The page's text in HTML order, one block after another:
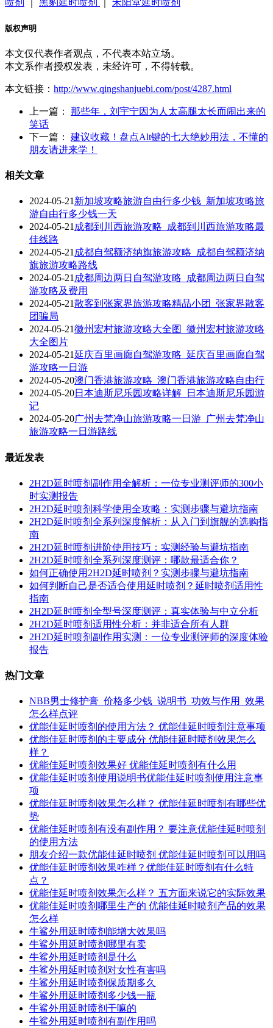
喷剂 黑豹延时喷剂 宋阳堂延时喷剂
版权声明
本文仅代表作者观点，不代表本站立场。
本文系作者授权发表，未经许可，不得转载。
本文链接： http://www.qingshanjuebi.com/post/4287.html
上一篇： 那些年，刘宇宁因为人太高腿太长而闹出来的
笑话
下一篇： 建议收藏！盘点Alt键的七大绝妙用法，不懂的
朋友请进来学！
相关文章
2024-05-21 新加坡攻略旅游自由行多少钱_新加坡攻略旅
游自由行多少钱一天
2024-05-21 成都到川西旅游攻略_成都到川西旅游攻略最
佳线路
2024-05-21 成都自驾额济纳旗旅游攻略_成都自驾额济纳
旗旅游攻略路线
2024-05-21 成都周边两日自驾游攻略_成都周边两日自驾
游攻略及费用
2024-05-21散客到张家界旅游攻略精品小团_张家界散客
团骗局
2024-05-21徽州宏村旅游攻略大全图_徽州宏村旅游攻略
大全图片
2024-05-21延庆百里画廊自驾游攻略_延庆百里画廊自驾
游攻略一日游
2024-05-20澳门香港旅游攻略_澳门香港旅游攻略自由行
2024-05-20日本迪斯尼乐园攻略详解_日本迪斯尼乐园游
记
2024-05-20广州去梵净山旅游攻略一日游_广州去梵净山
旅游攻略一日游路线
最近发表
2H2D延时喷剂副作用全解析：一位专业测评师的300小
时实测报告
2H2D延时喷剂科学使用全攻略：实测步骤与避坑指南
2H2D延时喷剂全系列深度解析：从入门到旗舰的选购指
南
2H2D延时喷剂进阶使用技巧：实测经验与避坑指南
2H2D延时喷剂全系列深度测评：哪款最适合你？
如何正确使用2H2D延时喷剂？实测步骤与避坑指南
如何判断自己是否适合使用延时喷剂？延时喷剂适用性
指南
2H2D延时喷剂全型号深度测评：真实体验与中立分析
2H2D延时喷剂适用性分析：并非适合所有人群
2H2D延时喷剂副作用实测：一位专业测评师的深度体验
报告
热门文章
NBB男士修护膏_价格多少钱_说明书_功效与作用_效果
怎么样点评
优能佳延时喷剂的使用方法？ 优能佳延时喷剂注意事项
优能佳延时喷剂的主要成分 优能佳延时喷剂效果怎么
样？
优能佳延时喷剂效果好 优能佳延时喷剂有什么用
优能佳延时喷剂使用说明书优能佳延时喷剂使用注意事
项
优能佳延时喷剂效果怎么样？ 优能佳延时喷剂有哪些优
势
优能佳延时喷剂有没有副作用？ 要注意优能佳延时喷剂
的使用方法
朋友介绍一款优能佳延时喷剂 优能佳延时喷剂可以用吗
优能佳延时喷剂效果咋样？优能佳延时喷剂有什么特
点？
优能佳延时喷剂效果怎么样？ 五方面来说它的实际效果
优能佳延时喷剂哪里生产的 优能佳延时喷剂产品的效果
怎么样
牛鲨外用延时喷剂能增大效果吗
牛鲨外用延时喷剂哪里有卖
牛鲨外用延时喷剂是什么
牛鲨外用延时喷剂对女性有害吗
牛鲨外用延时喷剂保质期多久
牛鲨外用延时喷剂多少钱一瓶
牛鲨外用延时喷剂干嘛的
牛鲨外用延时喷剂有副作用吗